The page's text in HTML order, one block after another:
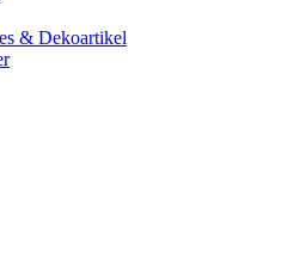
& Dekoartikel